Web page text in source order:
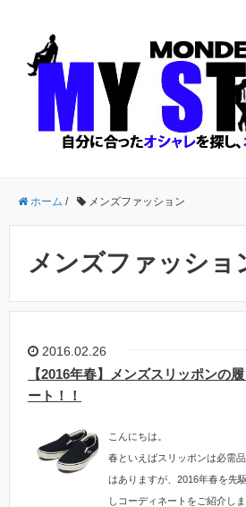
ホーム / メンズファッション
メンズファッショ
2016.02.26
【2016年春】メンズスリッポンの
ート！！
こんにちは。
春といえばスリッポンは必需品
はありますが、2016年春を先
しコーディネートをご紹介しま